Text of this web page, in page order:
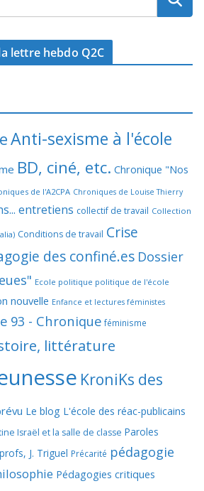
lettre hebdo Q2C
Anti-sexisme à l'école
BD, ciné, etc. Chronique "Nos
de l'A2CPA Chroniques de Louise Thierry
entretiens collectif de travail Collection
Conditions de travail Crise
des confiné.es Dossier
Ecole politique politique de l'école
nouvelle Enfance et lectures féministes
93 - Chronique féminisme
littérature
KroniKs des
Le blog L'école des réac-publicains
Israël et la salle de classe Paroles
J. Triguel Précarité pédagogie
Pédagogies critiques